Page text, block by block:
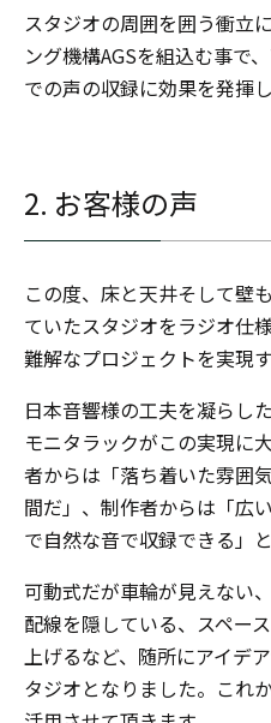
スタジオの周囲を囲う衝立
ング機構AGSを組込む事で
での声の収録に効果を発揮し
2. お客様の声
この度、床と天井そして壁
ていたスタジオをラジオ仕
難解なプロジェクトを実現
日本音響様の工夫を凝らし
モニタラックがこの実現に
者からは「落ち着いた雰囲
間だ」、制作者からは「広
で自然な音で収録できる」と
可動式だが車輪が見えない
配線を隠している、スペー
上げるなど、随所にアイデ
タジオとなりました。これ